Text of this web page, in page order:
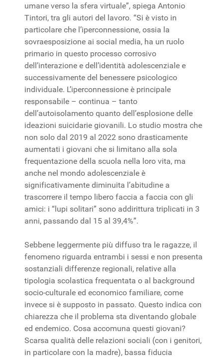
umane verso la sfera virtuale”, spiega Antonio
Tintori, tra gli autori del lavoro. “Si è visto in
particolare che l’iperconnessione, ossia la
sovraesposizione ai social media, ha un ruolo
primario in questo processo corrosivo
dell’interazione e dell’identità adolescenziale e
successivamente del benessere psicologico
individuale. L’iperconnessione è principale
responsabile – continua – tanto
dell’autoisolamento quanto dell’esplosione delle
ideazioni suicidarie giovanili. Lo studio mostra che
non solo dal 2019 al 2022 sono drasticamente
aumentati i giovani che si limitano alla sola
frequentazione della scuola nella loro vita, ma
anche nel mondo adolescenziale è
significativamente diminuita l’abitudine a
trascorrere il tempo libero faccia a faccia con gli
amici: i “lupi solitari” sono addirittura triplicati in 3
anni, passando dal 15 al 39,4%”.
Sebbene leggermente più diffuso tra le ragazze, il
fenomeno riguarda entrambi i sessi e non presenta
sostanziali differenze regionali, relative alla
tipologia scolastica frequentata o al background
socio-culturale ed economico familiare, come
invece si è supposto in passato. Questo indica con
chiarezza che il problema sta diventando globale
ed endemico. Cosa accomuna questi giovani?
Scarsa qualità delle relazioni sociali (con i genitori,
in particolare con la madre), bassa fiducia